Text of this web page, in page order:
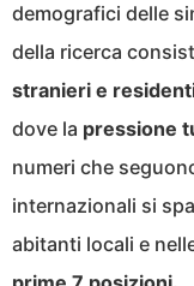
demografici delle
della ricerca
stranieri e
dove la pressione
numeri che
internazionali si
abitanti locali e